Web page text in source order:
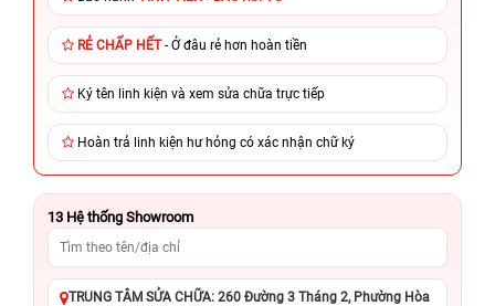
RẺ CHẤP HẾT- Ở đâu rẻ hơn hoàn tiền
Ký tên linh kiện và xem sửa chữa trực tiếp
Hoàn trả linh kiện hư hỏng có xác nhận chữ ký
13 Hệ thống Showroom
TRUNG TÂM SỬA CHỮA: 260 Đường 3 Tháng 2, Phường Hòa